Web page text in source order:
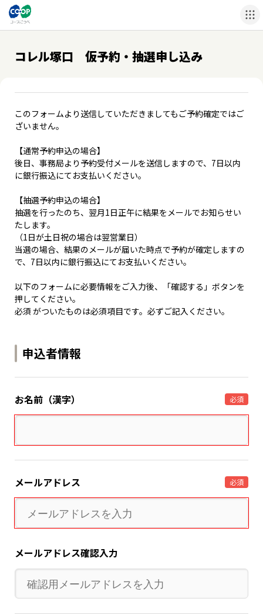
コレル塚口 仮予約・抽選申し込み
このフォームより送信していただきましてもご予約確定ではご
ざいません。
【通常予約申込の場合】
後日、事務局より予約受付メールを送信しますので、7日以内
に銀行振込にてお支払いください。
【抽選予約申込の場合】
抽選を行ったのち、翌月1日正午に結果をメールでお知らせい
たします。
（1日が土日祝の場合は翌営業日）
当選の場合、結果のメールが届いた時点で予約が確定しますの
で、7日以内に銀行振込にてお支払いください。
以下のフォームに必要情報をご入力後、「確認する」ボタンを
押してください。
必須 がついたものは必須項目です。必ずご記入ください。
申込者情報
お名前（漢字） 必須
メールアドレス 必須
メールアドレス確認入力